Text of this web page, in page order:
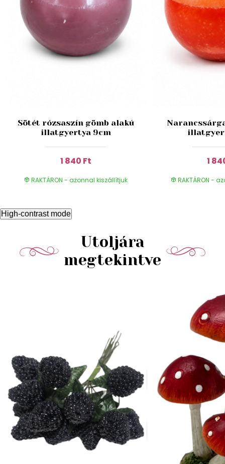
Sötét rózsaszín gömb alakú
illatgyertya 9cm
1 840 Ft
RAKTÁRON - azonnal kiszállítjuk
1
RAKTÁRON -
High-contrast mode
Utoljára
megtekintve